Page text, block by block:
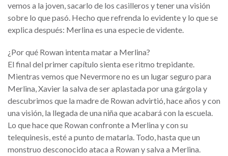
vemos a la joven, sacarlo de los casilleros y tener una visión
sobre lo que pasó. Hecho que refrenda lo evidente y lo que se
explica después: Merlina es una especie de vidente.
¿Por qué Rowan intenta matar a Merlina?
El final del primer capítulo sienta ese ritmo trepidante.
Mientras vemos que Nevermore no es un lugar seguro para
Merlina, Xavier la salva de ser aplastada por una gárgola y
descubrimos que la madre de Rowan advirtió, hace años y con
una visión, la llegada de una niña que acabará con la escuela.
Lo que hace que Rowan confronte a Merlina y con su
telequinesis, esté a punto de matarla. Todo, hasta que un
monstruo desconocido ataca a Rowan y salva a Merlina.